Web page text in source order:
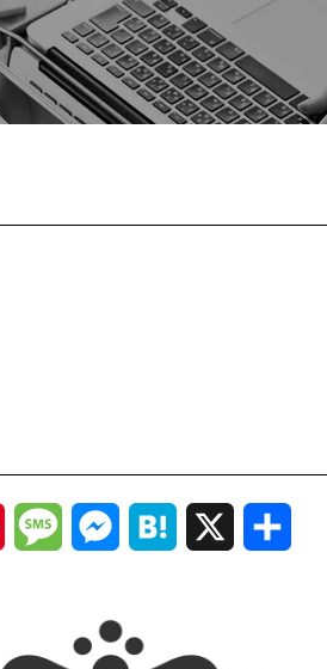
PinterestMessageMessenger
Hatena